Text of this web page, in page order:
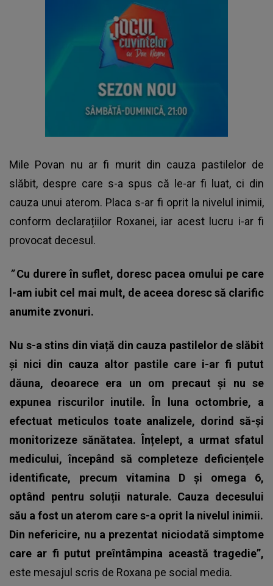
Mile Povan nu ar fi murit din cauza pastilelor de
slăbit, despre care s-a spus că le-ar fi luat, ci din
cauza unui aterom. Placa s-ar fi oprit la nivelul inimii,
conform declarațiilor Roxanei, iar acest lucru i-ar fi
provocat decesul.
”Cu durere în suflet, doresc pacea omului pe care
l-am iubit cel mai mult, de aceea doresc să clarific
anumite zvonuri.
Nu s-a stins din viață din cauza pastilelor de slăbit
și nici din cauza altor pastile care i-ar fi putut
dăuna, deoarece era un om precaut și nu se
expunea riscurilor inutile. În luna octombrie, a
efectuat meticulos toate analizele, dorind să-și
monitorizeze sănătatea. Înțelept, a urmat sfatul
medicului, începând să completeze deficiențele
identificate, precum vitamina D și omega 6,
optând pentru soluții naturale. Cauza decesului
său a fost un aterom care s-a oprit la nivelul inimii.
Din nefericire, nu a prezentat niciodată simptome
care ar fi putut preîntâmpina această tragedie”,
este mesajul scris de Roxana pe social media.